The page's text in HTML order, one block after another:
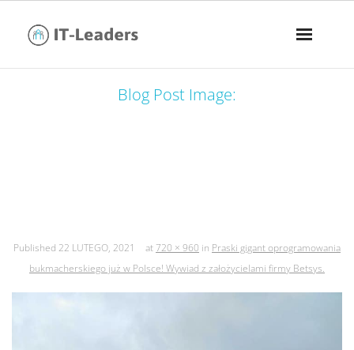
Blog Post Image:
Published 22 LUTEGO, 2021 at 720 × 960 in Praski gigant oprogramowania
bukmacherskiego już w Polsce! Wywiad z założycielami firmy Betsys.